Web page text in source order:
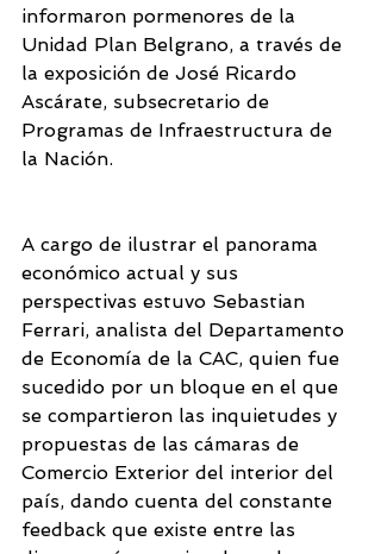
informaron pormenores de la
Unidad Plan Belgrano, a través de
la exposición de José Ricardo
Ascárate, subsecretario de
Programas de Infraestructura de
la Nación.
A cargo de ilustrar el panorama
económico actual y sus
perspectivas estuvo Sebastian
Ferrari, analista del Departamento
de Economía de la CAC, quien fue
sucedido por un bloque en el que
se compartieron las inquietudes y
propuestas de las cámaras de
Comercio Exterior del interior del
país, dando cuenta del constante
feedback que existe entre las